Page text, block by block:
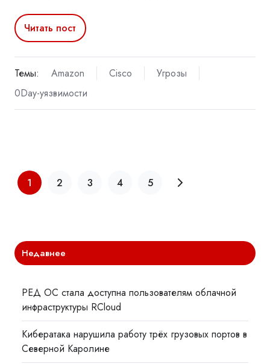
Читать пост
Темы: Amazon Cisco
Угрозы
0Day-уязвимости
1 2 3 4 5
Недавнее
РЕД ОС стала доступна пользователям облачной
инфраструктуры RCloud
Кибератака нарушила работу трёх грузовых портов в
Северной Каролине